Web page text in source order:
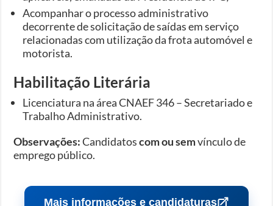
Acompanhar o processo administrativo
decorrente de solicitação de saídas em serviço
relacionadas com utilização da frota automóvel e
motorista.
Habilitação Literária
Licenciatura na área CNAEF 346 – Secretariado e
Trabalho Administrativo.
Observações:Candidatoscom ou semvínculo de
emprego público.
Mais informações e candidaturas